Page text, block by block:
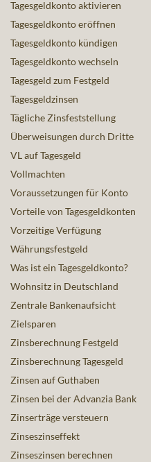
Tagesgeldkonto aktivieren
Tagesgeldkonto eröffnen
Tagesgeldkonto kündigen
Tagesgeldkonto wechseln
Tagesgeld zum Festgeld
Tagesgeldzinsen
Tägliche Zinsfeststellung
Überweisungen durch Dritte
VL auf Tagesgeld
Vollmachten
Voraussetzungen für Konto
Vorteile von Tagesgeldkonten
Vorzeitige Verfügung
Währungsfestgeld
Was ist ein Tagesgeldkonto?
Wohnsitz in Deutschland
Zentrale Bankenaufsicht
Zielsparen
Zinsberechnung Festgeld
Zinsberechnung Tagesgeld
Zinsen auf Guthaben
Zinsen bei der Advanzia Bank
Zinserträge versteuern
Zinseszinseffekt
Zinseszinsen berechnen